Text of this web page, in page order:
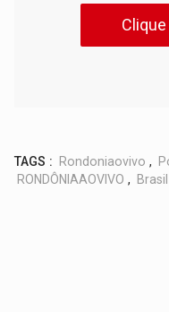
TAGS : Rondoniaovivo ,
RONDÔNIAAOVIVO , Brasil